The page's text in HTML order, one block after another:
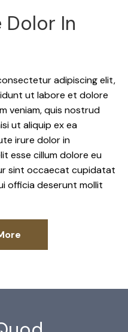
Dolor In
adipiscing elit,
ut labore et dolore
veniam, quis nostrud
ut aliquip ex ea
irure dolor in
esse cillum dolore eu
sint occaecat cupidatat
officia deserunt mollit